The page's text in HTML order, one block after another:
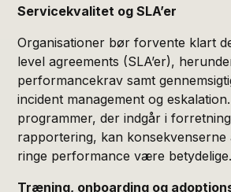
Servicekvalitet og SLA’er
Organisationer bør forvente klart
level agreements (SLA’er),
performancekrav samt
incident management og
programmer, der indgår i
rapportering, kan konsekvenserne
ringe performance være betydelige.
Træning, onboarding og